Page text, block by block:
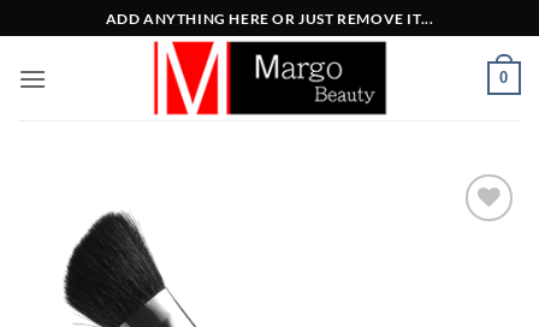
στο
περιεχόμενο
ADD ANYTHING HERE OR JUST REMOVE IT...
0